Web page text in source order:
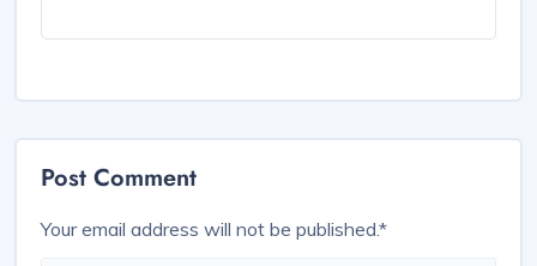
Post Comment
Your email address will not be published.*